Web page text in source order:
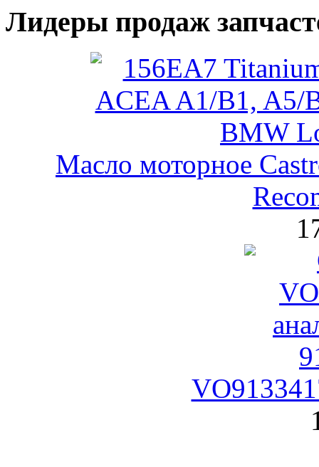
Лидеры продаж
Масло моторное